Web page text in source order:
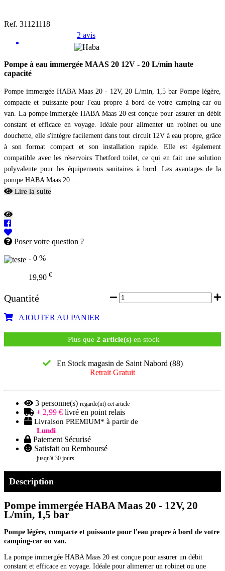
Ref. 31121118
2 avis
Pompe à eau immergée MAAS 20 12V - 20 L/min haute
capacité
Pompe immergée HABA Maas 20 - 12V, 20 L/min, 1,5 bar Pompe légère,
compacte et puissante pour l'eau propre à bord de votre camping-car ou
van. La pompe immergée HABA Maas 20 est conçue pour assurer un débit
constant et efficace en voyage. Idéale pour alimenter un robinet ou une
douchette, elle s'intègre facilement dans tout circuit 12V à eau propre, grâce
à son format compact et son installation rapide. Elle est également
compatible avec les réservoirs Thetford toilet, ce qui en fait une solution
polyvalente pour les équipements sanitaires à bord. Les avantages de la
pompe HABA Maas 20 ...
Lire la suite
Poser votre question ?
- 0 %
19,90 €
Quantité
AJOUTER AU PANIER
Plus que 2 article(s)en stock
En Stock magasin de Saint Nabord (88)
Retrait Gratuit
3 personne(s) regarde(nt) cet article
+ 2,99 € livré en point relais
Livraison PREMIUM* à partir de
Lundi
Paiement Sécurisé
Satisfait ou Remboursé
jusqu'à 30 jours
Description
Pompe immergée HABA Maas 20 - 12V, 20
L/min, 1,5 bar
Pompe légère, compacte et puissante pour l'eau propre à bord de votre
camping-car ou van.
La pompe immergée HABA Maas 20 est conçue pour assurer un débit
constant et efficace en voyage. Idéale pour alimenter un robinet ou une